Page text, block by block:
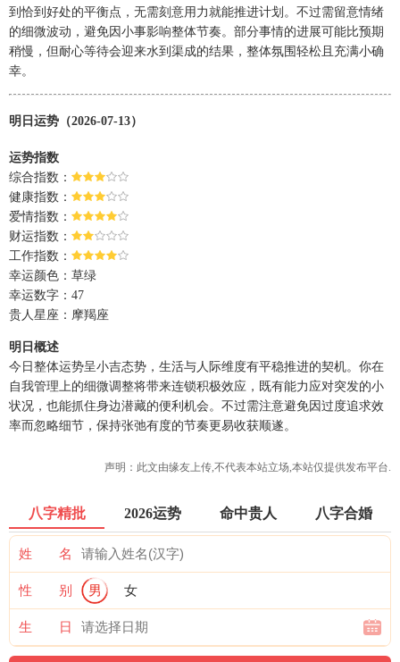
到恰到好处的平衡点，无需刻意用力就能推进计划。不过需留意情绪
的细微波动，避免因小事影响整体节奏。部分事情的进展可能比预期
稍慢，但耐心等待会迎来水到渠成的结果，整体氛围轻松且充满小确
幸。
明日运势（2026-07-13）
运势指数
综合指数：
健康指数：
爱情指数：
财运指数：
工作指数：
幸运颜色：草绿
幸运数字：47
贵人星座：摩羯座
明日概述
今日整体运势呈小吉态势，生活与人际维度有平稳推进的契机。你在
自我管理上的细微调整将带来连锁积极效应，既有能力应对突发的小
状况，也能抓住身边潜藏的便利机会。不过需注意避免因过度追求效
率而忽略细节，保持张弛有度的节奏更易收获顺遂。
声明：此文由缘友上传,不代表本站立场,本站仅提供发布平台.
八字精批 2026运势 命中贵人 八字合婚
姓 名
性 别 男 女
生 日